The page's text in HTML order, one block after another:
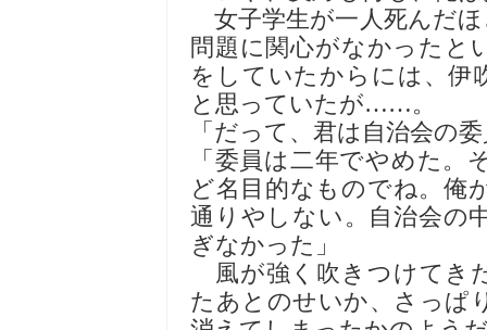
女子学生が一人死んだ
問題に関心がなかったと
をしていたからには、伊
と思っていたが……。
「だって、君は自治会の
「委員は二年でやめた
ど名目的なものでね。俺
通りやしない。自治会の
ぎなかった」
風が強く吹きつけてき
たあとのせいか、さっぱ